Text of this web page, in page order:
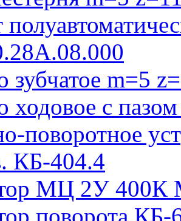
зубчатое m=5
ходовое с
поворотное
КБ-404.4
МЦ 2У 400К
поворота КБ-